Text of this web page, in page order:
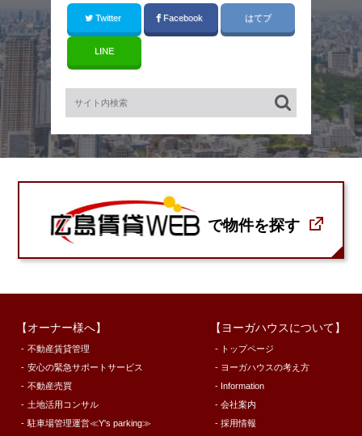
Twitter Facebook はてブ
LINE
で物件を探す
オーナー様へ
不動産賃貸管理
安心の緊急サポートサービス
不動産売買
土地活用コンサル
駐車場管理運営≪Y's parking≫
ヨーガハウスについて
トップページ
ヨーガハウスの考え方
Information
会社案内
採用情報